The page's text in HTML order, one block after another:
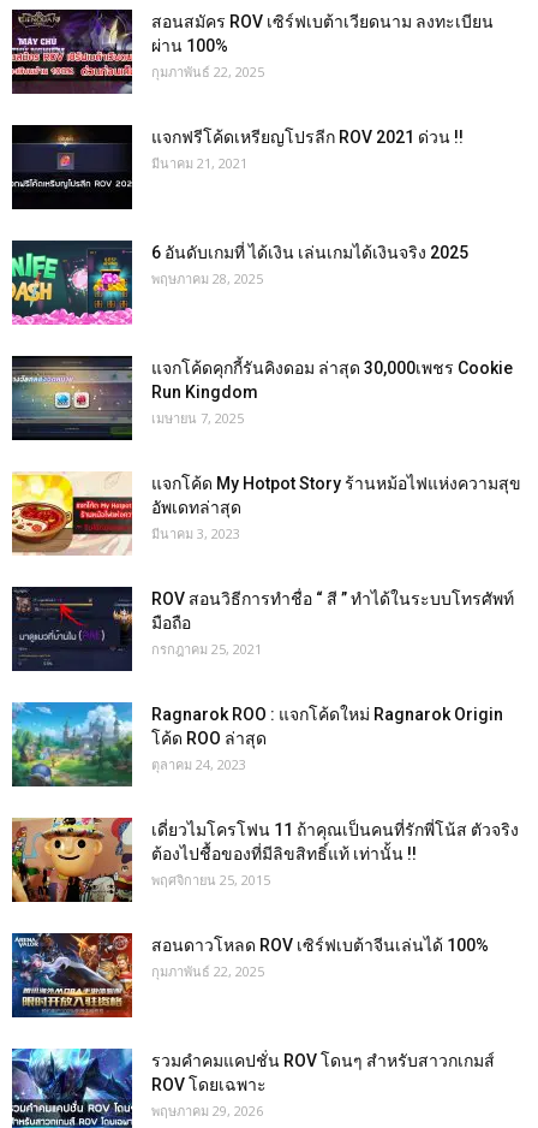
สอนสมัคร ROV เซิร์ฟเบต้าเวียดนาม ลงทะเบียน
ผ่าน 100%
กุมภาพันธ์ 22, 2025
แจกฟรีโค้ดเหรียญโปรลีก ROV 2021 ด่วน !!
มีนาคม 21, 2021
6 อันดับเกมที่ ได้เงิน เล่นเกมได้เงินจริง 2025
พฤษภาคม 28, 2025
แจกโค้ดคุกกี้รันคิงดอม ล่าสุด 30,000เพชร Cookie
Run Kingdom
เมษายน 7, 2025
แจกโค้ด My Hotpot Story ร้านหม้อไฟแห่งความสุข
อัพเดทล่าสุด
มีนาคม 3, 2023
ROV สอนวิธีการทำชื่อ “ สี ” ทำได้ในระบบโทรศัพท์
มือถือ
กรกฎาคม 25, 2021
Ragnarok ROO : แจกโค้ดใหม่ Ragnarok Origin
โค้ด ROO ล่าสุด
ตุลาคม 24, 2023
เดี่ยวไมโครโฟน 11 ถ้าคุณเป็นคนที่รักพี่โน้ส ตัวจริง
ต้องไปชื้อของที่มีลิขสิทธิ์แท้ เท่านั้น !!
พฤศจิกายน 25, 2015
สอนดาวโหลด ROV เซิร์ฟเบต้าจีนเล่นได้ 100%
กุมภาพันธ์ 22, 2025
รวมคำคมแคปชั่น ROV โดนๆ สำหรับสาวกเกมส์
ROV โดยเฉพาะ
พฤษภาคม 29, 2026